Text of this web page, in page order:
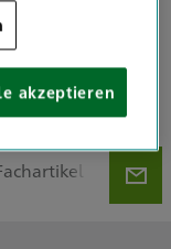
mich gern für ein
akzeptieren